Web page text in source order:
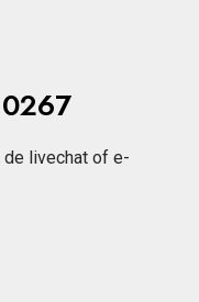
livechat of e-